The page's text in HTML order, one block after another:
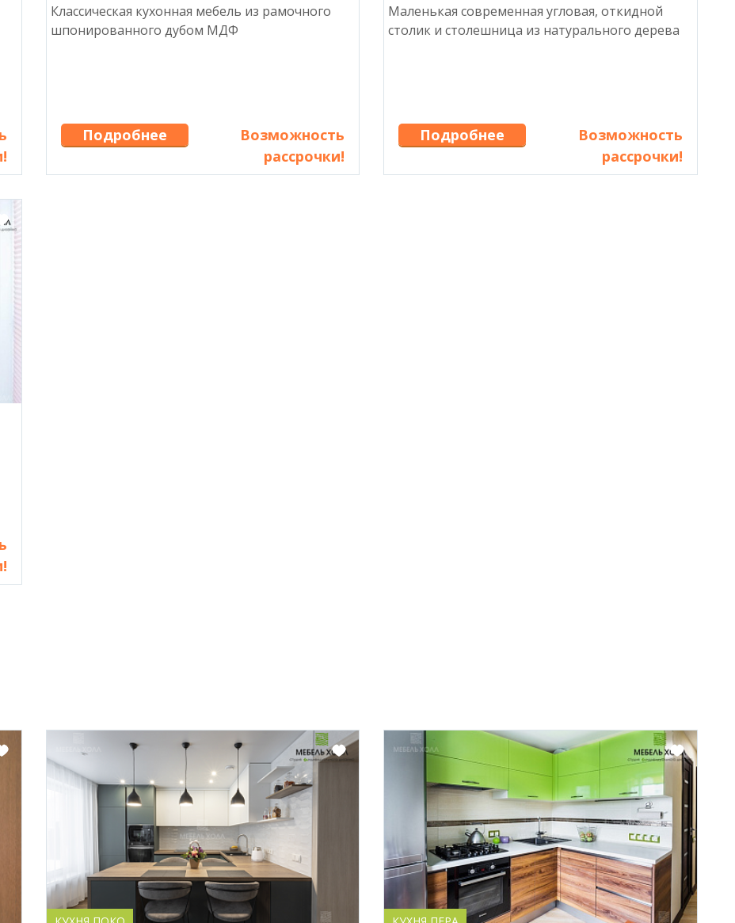
Классическая кухонная мебель из рамочного
шпонированного дубом МДФ
Подробнее
Возможность
рассрочки!
Маленькая современная угловая, откидной
столик и столешница из натурального дерева
Подробнее
Возможность
рассрочки!